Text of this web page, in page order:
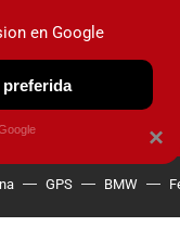
OBSERVATORIO
GPS BMW
×
en Google